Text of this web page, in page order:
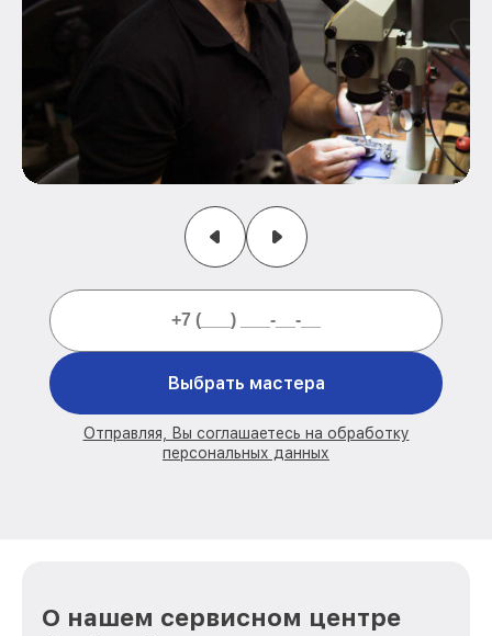
Выбрать мастера
Отправляя, Вы соглашаетесь на обработку
персональных данных
О нашем сервисном центре